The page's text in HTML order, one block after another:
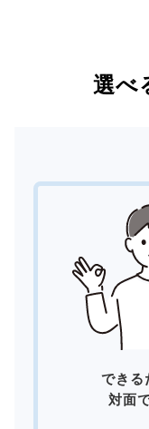
選べ
できる
対面